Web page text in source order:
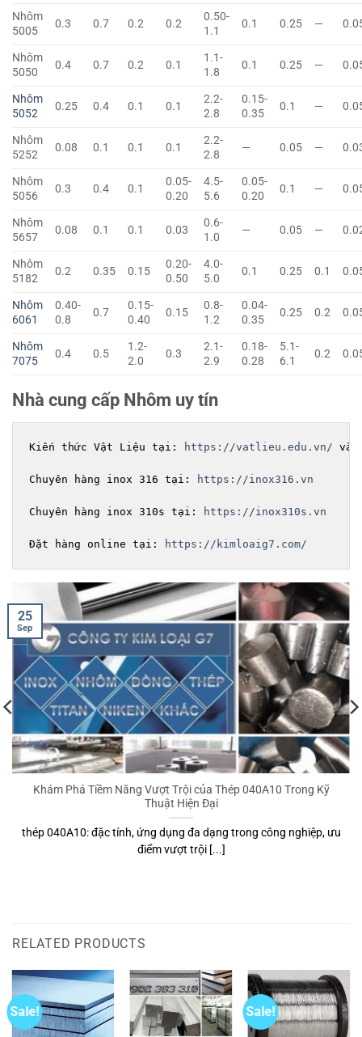
Nhôm
5005
0.3 0.7 0.2 0.2
0.50-
1.1
0.1 0.25 —
Nhôm
5050
0.4 0.7 0.2 0.1
1.1-
1.8
0.1 0.25 —
Nhôm
5052
0.25 0.4 0.1 0.1
2.2-
2.8
0.15-
0.35
0.1 —
Nhôm
5252
0.08 0.1 0.1 0.1
2.2-
2.8
— 0.05 —
Nhôm
5056
0.3 0.4 0.1
0.05-
0.20
4.5-
5.6
0.05-
0.20
0.1 —
Nhôm
5657
0.08 0.1 0.1 0.03
0.6-
1.0
— 0.05 —
Nhôm
5182
0.2 0.35 0.15
0.20-
0.50
4.0-
5.0
0.1 0.25 0.1
Nhôm
6061
0.40-
0.8
0.7
0.15-
0.40
0.15
0.8-
1.2
0.04-
0.35
0.25 0.2
Nhôm
7075
0.4 0.5
1.2-
2.0
0.3
2.1-
2.9
0.18-
0.28
5.1-
6.1
0.2
Nhà cung cấp Nhôm uy tín
Kiến thức Vật Liệu tại: https://vatlieu.edu.vn/ và
Chuyên hàng inox 316 tại: https://inox316.vn
Chuyên hàng inox 310s tại: https://inox310s.vn
Đặt hàng online tại: https://kimloaig7.com/
Thép 1.4713
Thép 1.4713 là vật liệu không thể thiếu trong các ứng dụng
nhiệt độ [...]
Sep
RELATED PRODUCTS
Sale! Sale!